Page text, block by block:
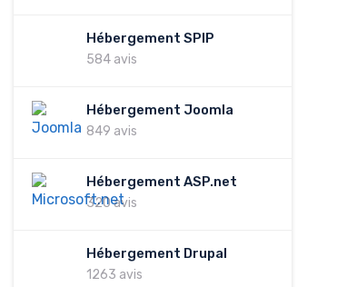
Hébergement SPIP
584 avis
Hébergement Joomla
849 avis
Hébergement ASP.net
320 avis
Hébergement Drupal
1263 avis